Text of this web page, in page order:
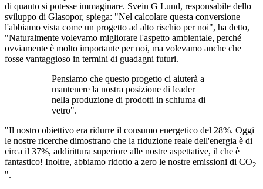
di quanto si potesse immaginare. Svein G Lund, responsabile dello
sviluppo di Glasopor, spiega: "Nel calcolare questa conversione
l'abbiamo vista come un progetto ad alto rischio per noi", ha detto,
"Naturalmente volevamo migliorare l'aspetto ambientale, perché
ovviamente è molto importante per noi, ma volevamo anche che
fosse vantaggioso in termini di guadagni futuri.
Pensiamo che questo progetto ci aiuterà a
mantenere la nostra posizione di leader
nella produzione di prodotti in schiuma di
vetro".
"Il nostro obiettivo era ridurre il consumo energetico del 28%. Oggi
le nostre ricerche dimostrano che la riduzione reale dell'energia è di
circa il 37%, addirittura superiore alle nostre aspettative, il che è
fantastico! Inoltre, abbiamo ridotto a zero le nostre emissioni di CO2
".